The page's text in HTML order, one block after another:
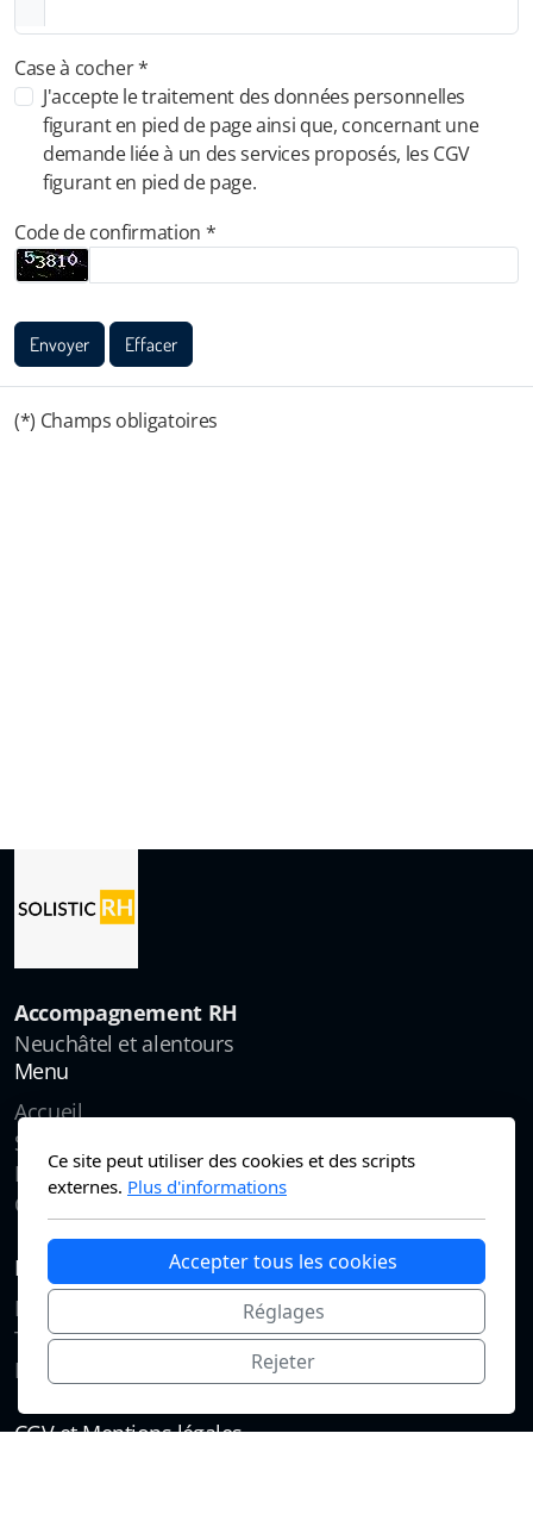
Case à cocher *
J'accepte le traitement des données personnelles
figurant en pied de page ainsi que, concernant une
demande liée à un des services proposés, les CGV
figurant en pied de page.
Code de confirmation *
Envoyer Effacer
(*) Champs obligatoires
Accompagnement RH
Neuchâtel et alentours
Menu
Accueil
Services
Postes
Contact
Données personnelles
Politique de confidentialité
Traitement des données
RGPD
CGV et Mentions légales
Ce site peut utiliser des cookies et des scripts
externes. Plus d'informations
Accepter tous les cookies
Réglages
Rejeter